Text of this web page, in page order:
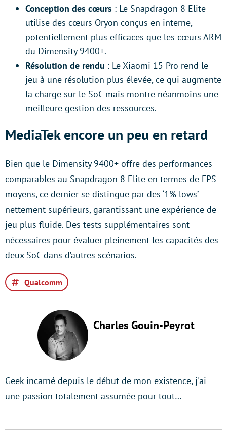
Conception des cœurs : Le Snapdragon 8 Elite
utilise des cœurs Oryon conçus en interne,
potentiellement plus efficaces que les cœurs ARM
du Dimensity 9400+.
Résolution de rendu : Le Xiaomi 15 Pro rend le
jeu à une résolution plus élevée, ce qui augmente
la charge sur le SoC mais montre néanmoins une
meilleure gestion des ressources.
MediaTek encore un peu en retard
Bien que le Dimensity 9400+ offre des performances
comparables au Snapdragon 8 Elite en termes de FPS
moyens, ce dernier se distingue par des ‘1% lows’
nettement supérieurs, garantissant une expérience de
jeu plus fluide. Des tests supplémentaires sont
nécessaires pour évaluer pleinement les capacités des
deux SoC dans d’autres scénarios.
Qualcomm
Charles Gouin-Peyrot
Geek incarné depuis le début de mon existence, j'ai
une passion totalement assumée pour tout…